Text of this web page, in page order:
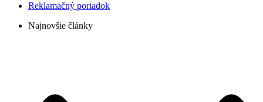
Reklamačný poriadok
Najnovšie články